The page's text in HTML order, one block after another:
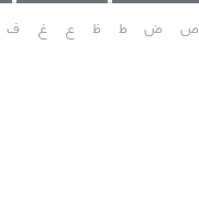
ص ض ط ظ ع غ ف